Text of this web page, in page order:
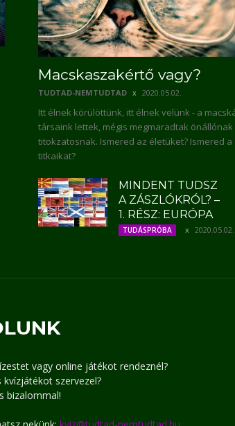
Macskaszakértő vagy?
TUDTAD-NEMTUDTAD 2020.05.02.
Itt élnek körülöttünk, itt élnek velünk - a
társaink lettek, mégis megmaradtak önállónak
titokzatosnak. Ismered az életüket? Ismered a
titkaikat?
MINDENT TUDSZ
A ZÁSZLÓKRÓL? –
1. RÉSZ: EURÓPA
TUDÁSPRÓBA 2020.05.02.
vagy online játékot rendeznél?
kvízjátékot szervezel?
bizalommal!